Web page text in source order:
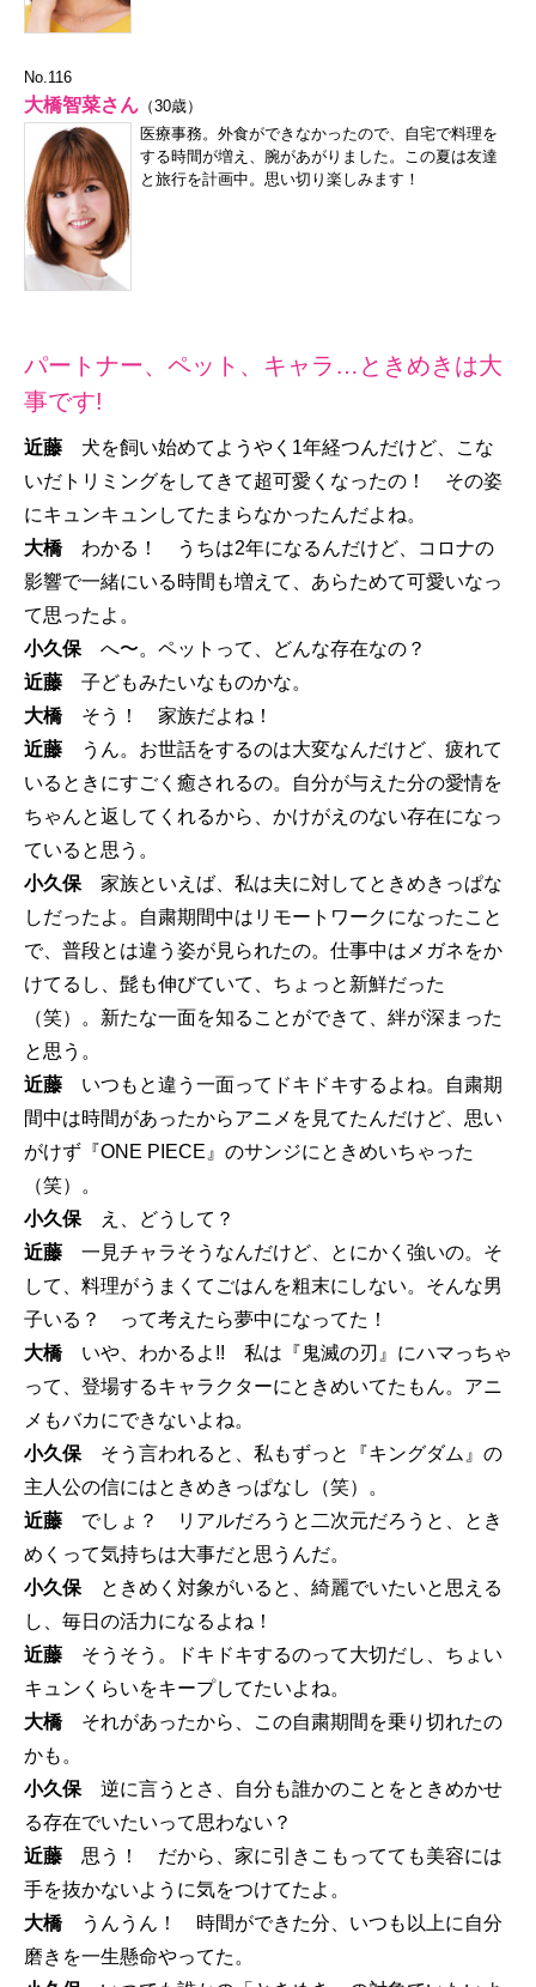
No.116
大橋智菜さん （30歳）
医療事務。外食ができなかったので、自宅で料理を
する時間が増え、腕があがりました。この夏は友達
と旅行を計画中。思い切り楽しみます！
パートナー、ペット、キャラ…ときめきは大
事です!
近藤 犬を飼い始めてようやく1年経つんだけど、こな
いだトリミングをしてきて超可愛くなったの！ その姿
にキュンキュンしてたまらなかったんだよね。
大橋 わかる！ うちは2年になるんだけど、コロナの
影響で一緒にいる時間も増えて、あらためて可愛いなっ
て思ったよ。
小久保 へ〜。ペットって、どんな存在なの？
近藤 子どもみたいなものかな。
大橋 そう！ 家族だよね！
近藤
うん。お世話をするのは大変なんだけど、疲れて
いるときにすごく癒されるの。自分が与えた分の愛情を
ちゃんと返してくれるから、かけがえのない存在になっ
ていると思う。
小久保 家族といえば、私は夫に対してときめきっぱな
しだったよ。自粛期間中はリモートワークになったこと
で、普段とは違う姿が見られたの。仕事中はメガネをか
けてるし、髭も伸びていて、ちょっと新鮮だった
（笑）。新たな一面を知ることができて、絆が深まった
と思う。
近藤 いつもと違う一面ってドキドキするよね。自粛期
間中は時間があったからアニメを見てたんだけど、思い
がけず『ONE PIECE』のサンジにときめいちゃった
（笑）。
小久保
え、どうして？
近藤 一見チャラそうなんだけど、とにかく強いの。そ
して、料理がうまくてごはんを粗末にしない。そんな男
子いる？ って考えたら夢中になってた！
大橋 いや、わかるよ!! 私は『鬼滅の刃』にハマっちゃ
って、登場するキャラクターにときめいてたもん。アニ
メもバカにできないよね。
小久保 そう言われると、私もずっと『キングダム』の
主人公の信にはときめきっぱなし（笑）。
近藤 でしょ？ リアルだろうと二次元だろうと、とき
めくって気持ちは大事だと思うんだ。
小久保
ときめく対象がいると、綺麗でいたいと思える
し、毎日の活力になるよね！
近藤 そうそう。ドキドキするのって大切だし、ちょい
キュンくらいをキープしてたいよね。
大橋 それがあったから、この自粛期間を乗り切れたの
かも。
小久保 逆に言うとさ、自分も誰かのことをときめかせ
る存在でいたいって思わない？
近藤 思う！ だから、家に引きこもってても美容には
手を抜かないように気をつけてたよ。
大橋
うんうん！ 時間ができた分、いつも以上に自分
磨きを一生懸命やってた。